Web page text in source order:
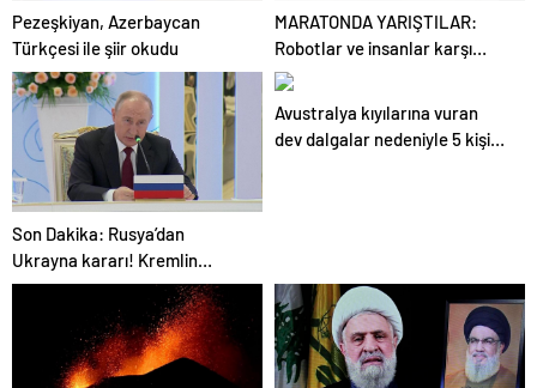
Pezeşkiyan, Azerbaycan
Türkçesi ile şiir okudu
MARATONDA YARIŞTILAR:
Robotlar ve insanlar karşı
karşıya!
Son Dakika: Rusya’dan
Ukrayna kararı! Kremlin
duyurdu…
Avustralya kıyılarına vuran
dev dalgalar nedeniyle 5 kişi